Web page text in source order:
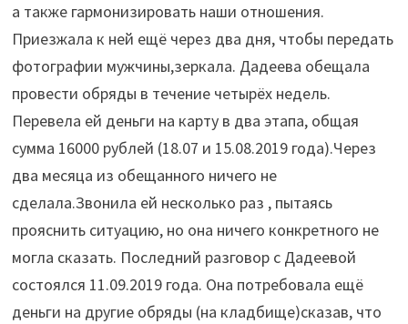
а также гармонизировать наши отношения.
Приезжала к ней ещё через два дня, чтобы передать
фотографии мужчины,зеркала. Дадеева обещала
провести обряды в течение четырёх недель.
Перевела ей деньги на карту в два этапа, общая
сумма 16000 рублей (18.07 и 15.08.2019 года).Через
два месяца из обещанного ничего не
сделала.Звонила ей несколько раз , пытаясь
прояснить ситуацию, но она ничего конкретного не
могла сказать. Последний разговор с Дадеевой
состоялся 11.09.2019 года. Она потребовала ещё
деньги на другие обряды (на кладбище)сказав, что